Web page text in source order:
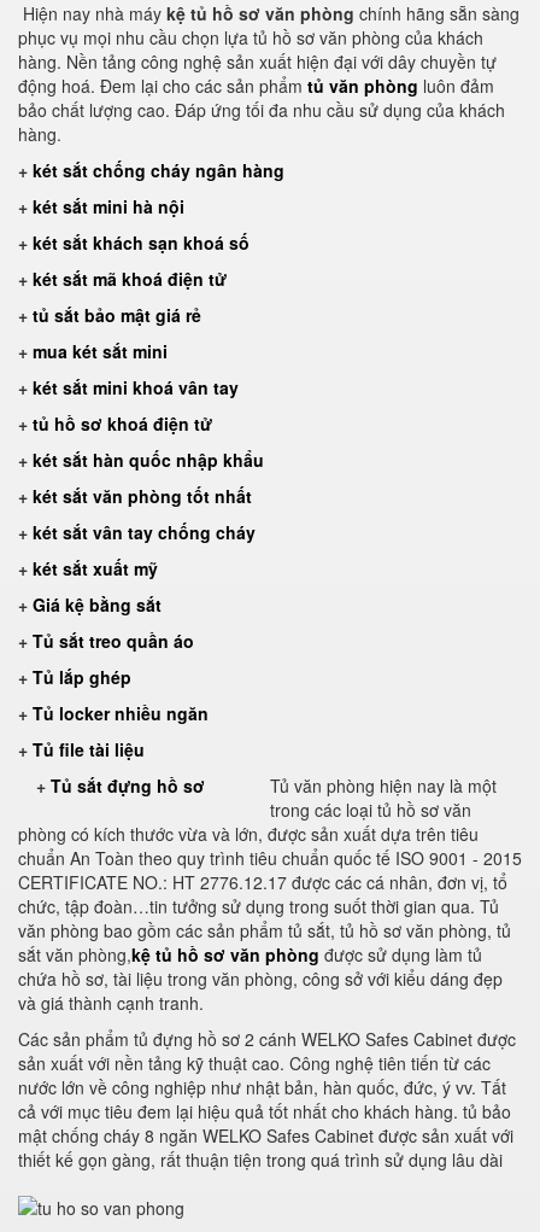
Hiện nay nhà máy kệ tủ hồ sơ văn phòng chính hãng sẵn sàng
phục vụ mọi nhu cầu chọn lựa tủ hồ sơ văn phòng của khách
hàng. Nền tảng công nghệ sản xuất hiện đại với dây chuyền tự
động hoá. Đem lại cho các sản phẩm tủ văn phòng luôn đảm
bảo chất lượng cao. Đáp ứng tối đa nhu cầu sử dụng của khách
hàng.
+ két sắt chống cháy ngân hàng
+ két sắt mini hà nội
+ két sắt khách sạn khoá số
+ két sắt mã khoá điện tử
+ tủ sắt bảo mật giá rẻ
+ mua két sắt mini
+ két sắt mini khoá vân tay
+ tủ hồ sơ khoá điện tử
+ két sắt hàn quốc nhập khẩu
+ két sắt văn phòng tốt nhất
+ két sắt vân tay chống cháy
+ két sắt xuất mỹ
+ Giá kệ bằng sắt
+ Tủ sắt treo quần áo
+ Tủ lắp ghép
+ Tủ locker nhiều ngăn
+ Tủ file tài liệu
+ Tủ sắt đựng hồ sơ
Tủ văn phòng hiện nay là một
trong các loại tủ hồ sơ văn
phòng có kích thước vừa và lớn, được sản xuất dựa trên tiêu
chuẩn An Toàn theo quy trình tiêu chuẩn quốc tế ISO 9001 - 2015
CERTIFICATE NO.: HT 2776.12.17 được các cá nhân, đơn vị, tổ
chức, tập đoàn…tin tưởng sử dụng trong suốt thời gian qua. Tủ
văn phòng bao gồm các sản phẩm tủ sắt, tủ hồ sơ văn phòng, tủ
sắt văn phòng,kệ tủ hồ sơ văn phòng được sử dụng làm tủ
chứa hồ sơ, tài liệu trong văn phòng, công sở với kiểu dáng đẹp
và giá thành cạnh tranh.
Các sản phẩm tủ đựng hồ sơ 2 cánh WELKO Safes Cabinet được
sản xuất với nền tảng kỹ thuật cao. Công nghệ tiên tiến từ các
nước lớn về công nghiệp như nhật bản, hàn quốc, đức, ý vv. Tất
cả với mục tiêu đem lại hiệu quả tốt nhất cho khách hàng. tủ bảo
mật chống cháy 8 ngăn WELKO Safes Cabinet được sản xuất với
thiết kế gọn gàng, rất thuận tiện trong quá trình sử dụng lâu dài